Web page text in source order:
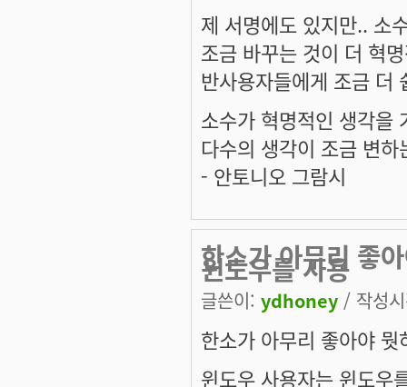
제 서명에도 있지만.. 소
조금 바꾸는 것이 더 혁
반사용자들에게 조금 더
소수가 혁명적인 생각을
다수의 생각이 조금 변
- 안토니오 그람시
한소가 아무리 좋
윈도우를 사용
글쓴이: ydhoney / 작성
한소가 아무리 좋아야 뭣
윈도우 사용자는 윈도우